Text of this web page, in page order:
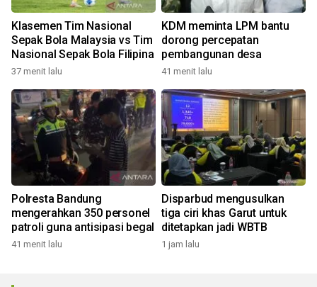
Klasemen Tim Nasional
Sepak Bola Malaysia vs Tim
Nasional Sepak Bola Filipina
37 menit lalu
KDM meminta LPM bantu
dorong percepatan
pembangunan desa
41 menit lalu
Polresta Bandung
mengerahkan 350 personel
patroli guna antisipasi begal
41 menit lalu
Disparbud mengusulkan
tiga ciri khas Garut untuk
ditetapkan jadi WBTB
1 jam lalu